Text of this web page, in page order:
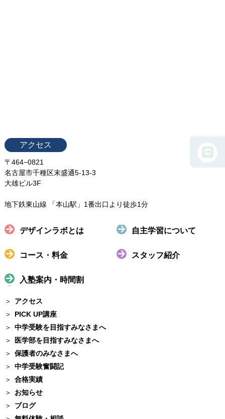
アクセス
〒464−0821
名古屋市千種区末盛通5-13-3
大雄ビル3F
地下鉄東山線 「本山駅」1番出口より徒歩1分
デザインラボとは
コース・料金
入塾案内・時間割
自主学習について
スタッフ紹介
アクセス
PICK UP講座
中学受験を目指すみなさまへ
医学部を目指すみなさまへ
保護者のみなさまへ
中学受験奮闘記
合格実績
お知らせ
ブログ